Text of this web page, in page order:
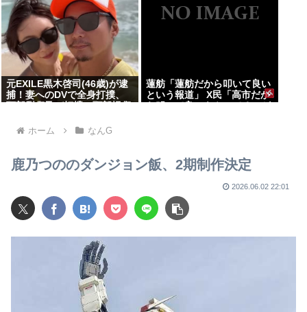
元EXILE黒木啓司(46歳)が逮
捕！妻へのDVで全身打撲、
頭部裂傷及び打撲、頸部損傷
蓮舫「蓮舫だから叩いて良い
という報道」 X民「高市だか
ら叩いて良いをやってるのが
ホーム
なんG
鹿乃つののダンジョン飯、2期制作決定
2026.06.02 22:01